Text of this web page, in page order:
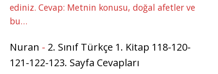
ediniz. Cevap: Metnin konusu, doğal afetler ve
bu…
Nuran - 2. Sınıf Türkçe 1. Kitap 118-120-
121-122-123. Sayfa Cevapları